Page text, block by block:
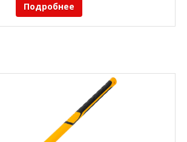
Подробнее